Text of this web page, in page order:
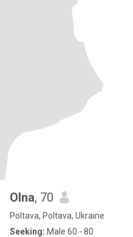
Olna, 70
Poltava, Poltava, Ukraine
Seeking: Male 60 - 80